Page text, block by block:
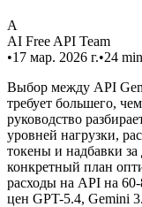
A
AI Free API Team
•17 мар. 2026 г.•24
Выбор между API
требует большего,
руководство
уровней нагрузки,
токены и надбавки за
конкретный план
расходы на API на
цен GPT-5.4, Gemini